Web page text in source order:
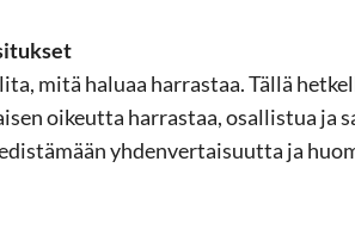
mitä ha­lu­aa har­ras­taa. Tällä
oi­keut­ta har­ras­taa, osal­lis­tua ja
yh­den­ver­tai­suut­ta ja